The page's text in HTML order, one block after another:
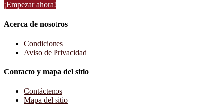
¡Empezar ahora!
Acerca de nosotros
Condiciones
Aviso de Privacidad
Contacto y mapa del sitio
Contáctenos
Mapa del sitio